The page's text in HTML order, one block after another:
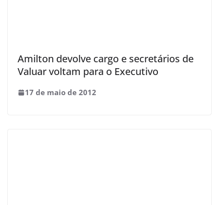
Amilton devolve cargo e secretários de
Valuar voltam para o Executivo
17 de maio de 2012